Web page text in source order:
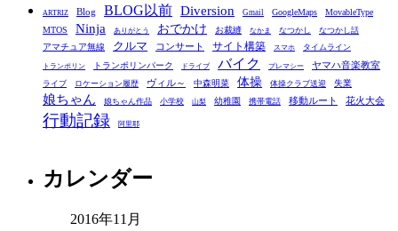
ゴ
リ
ー
ARTRIZ Blog BLOG以前 Diversion Gmail GoogleMaps
MovableType
MTOS
Ninja ありがとう おでかけ お裁縫 なかま なつかし なつかし話
アマチュア無線 クルマ コンサート サイト構築 スマホ タイムライン
トランポリン トランポリンパーク ドライブ バイク プレマシー ヤマハ音楽教室
ライブ ロケーション履歴 ヴィル～ 中森明菜 体操 体操クラブ送迎 失業
娘ちゃん 娘ちゃん作品 小学校 山梨 幼稚園 携帯電話 移動ルート 花火大会
行動記録 阿里耶
カレンダー
2016年11月